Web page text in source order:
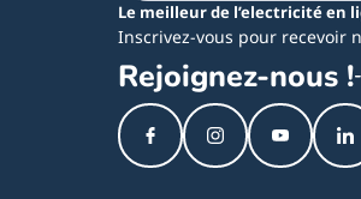
Le meilleur de l’electricité en
Inscrivez-vous pour recevoir
Rejoignez-nous !